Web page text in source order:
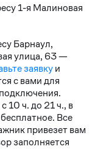
1-я Малиновая
Барнаул,
улица, 63 —
заявкуи
с вами для
10 ч. до 21 ч., в
Все
привезет вам
заполняется